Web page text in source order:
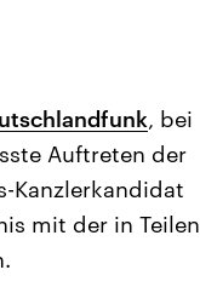
, bei
Auftreten der
Kanzlerkandidat
mit der in Teilen